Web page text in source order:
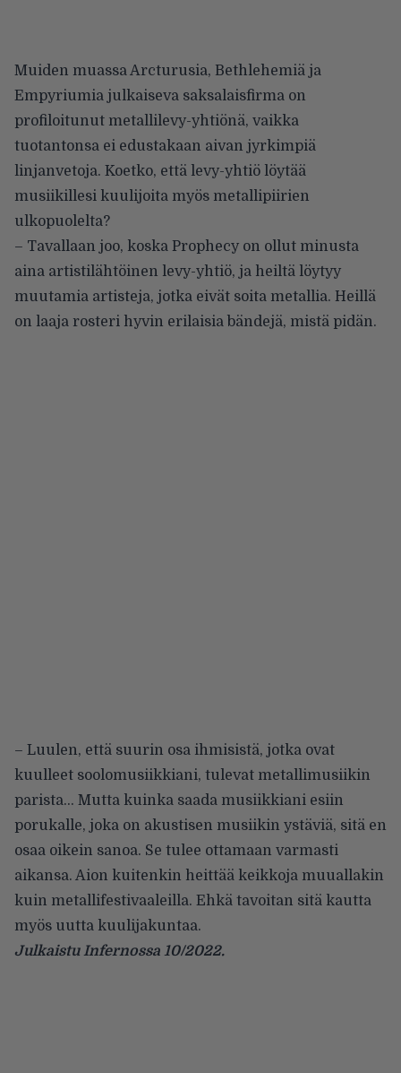
Muiden muassa Arcturusia, Bethlehemiä ja
Empyriumia julkaiseva saksalaisfirma on
profiloitunut metallilevy-yhtiönä, vaikka
tuotantonsa ei edustakaan aivan jyrkimpiä
linjanvetoja. Koetko, että levy-yhtiö löytää
musiikillesi kuulijoita myös metallipiirien
ulkopuolelta?
– Tavallaan joo, koska Prophecy on ollut minusta
aina artistilähtöinen levy-yhtiö, ja heiltä löytyy
muutamia artisteja, jotka eivät soita metallia. Heillä
on laaja rosteri hyvin erilaisia bändejä, mistä pidän.
– Luulen, että suurin osa ihmisistä, jotka ovat
kuulleet soolomusiikkiani, tulevat metallimusiikin
parista… Mutta kuinka saada musiikkiani esiin
porukalle, joka on akustisen musiikin ystäviä, sitä en
osaa oikein sanoa. Se tulee ottamaan varmasti
aikansa. Aion kuitenkin heittää keikkoja muuallakin
kuin metallifestivaaleilla. Ehkä tavoitan sitä kautta
myös uutta kuulijakuntaa.
Julkaistu Infernossa 10/2022.